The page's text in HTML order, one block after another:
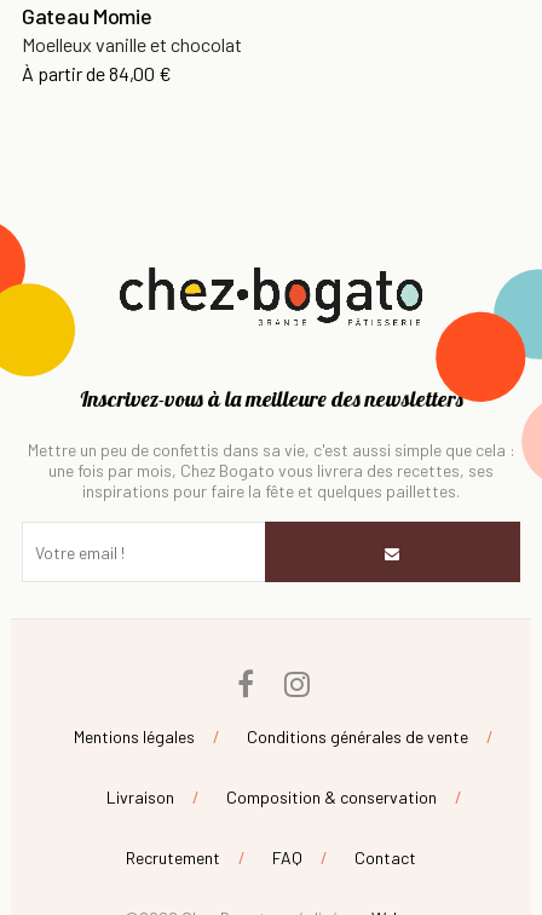
Gateau Momie
Moelleux vanille et chocolat
À partir de84,00 €
Inscrivez-vous à la meilleure des newsletters
Mettre un peu de confettis dans sa vie, c'est aussi simple que cela :
une fois par mois, Chez Bogato vous livrera des recettes, ses
inspirations pour faire la fête et quelques paillettes.
Facebook
Mentions légales Conditions générales de vente
Livraison Composition & conservation
Recrutement FAQ Contact